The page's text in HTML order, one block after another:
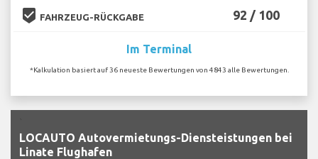
beenhere FAHRZEUG-RÜCKGABE 92 / 100
Im Terminal
*Kalkulation basiert auf 36 neueste Bewertungen von 4843 alle Bewertungen.
LOCAUTO Autovermietungs-Diensteistungen bei
Linate Flughafen